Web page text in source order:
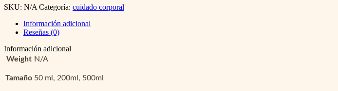
SKU: N/A Categoría: cuidado corporal
Información adicional
Reseñas (0)
Información adicional
Weight N/A
Tamaño 50 ml, 200ml, 500ml